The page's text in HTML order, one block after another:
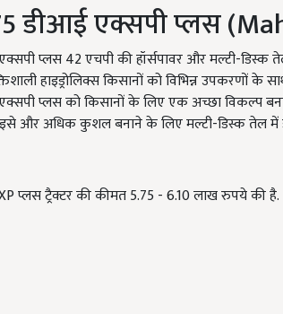
डीआई एक्सपी प्लस
एक्सपी प्लस 42 एचपी की हॉर्सपावर और मल्टी-
हाइड्रोलिक्स किसानों को विभिन्न
एक्सपी प्लस को किसानों के लिए एक अच्छा विकल्प
इसे और अधिक कुशल बनाने के लिए मल्टी-डिस्क तेल में
प्लस ट्रैक्टर की कीमत 5.75 - 6.10 लाख रुपये की है.